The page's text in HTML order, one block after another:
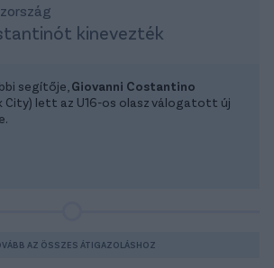
kinevezték
segítője, Giovanni Costantino
City) lett az U16-os olasz válogatott új
AZ ÖSSZES ÁTIGAZOLÁSHOZ